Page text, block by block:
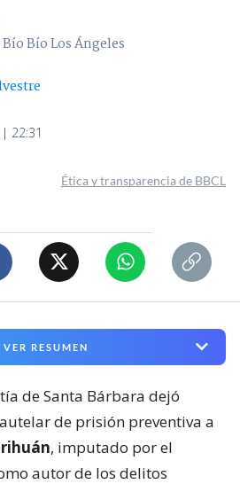
Bío Los Ángeles
22:31
Ética y transparencia de BBCL
VER RESUMEN
de Santa Bárbara dejó
de prisión preventiva a
, imputado por el
autor de los delitos